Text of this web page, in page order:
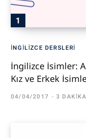
İNGILIZCE DERSLERI
İngilizce İsimler:
Kız ve Erkek
04/04/2017 3